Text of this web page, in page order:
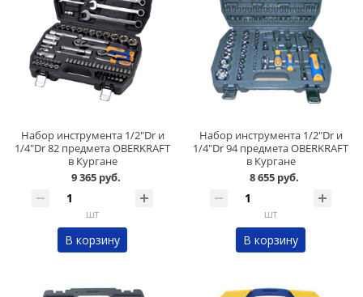
Набор инструмента 1/2"Dr и
1/4"Dr 82 предмета OBERKRAFT
в Кургане
9 365 руб.
шт
В корзину
Набор инструмента 1/2"Dr и
1/4"Dr 94 предмета OBERKRAFT
в Кургане
8 655 руб.
шт
В корзину